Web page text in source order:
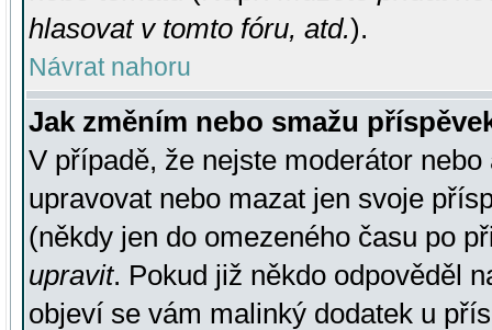
hlasovat v tomto fóru, atd.).
Návrat nahoru
Jak změním nebo smažu
V případě, že nejste moderátor
upravovat nebo mazat jen svoje
(někdy jen do omezeného času po
upravit. Pokud již někdo odpověděl
objeví se vám malinký dodatek u